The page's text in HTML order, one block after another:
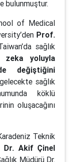
bulunmuştur.
of Medical
Prof.
sağlık
zeka yoluyla
değiştiğini
sağlık
köklü
oluşacağını
Teknik
Dr. Akif Çinel
Müdürü Dr.